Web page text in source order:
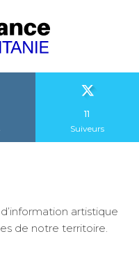
11
Suiveurs
artistique
de notre territoire.